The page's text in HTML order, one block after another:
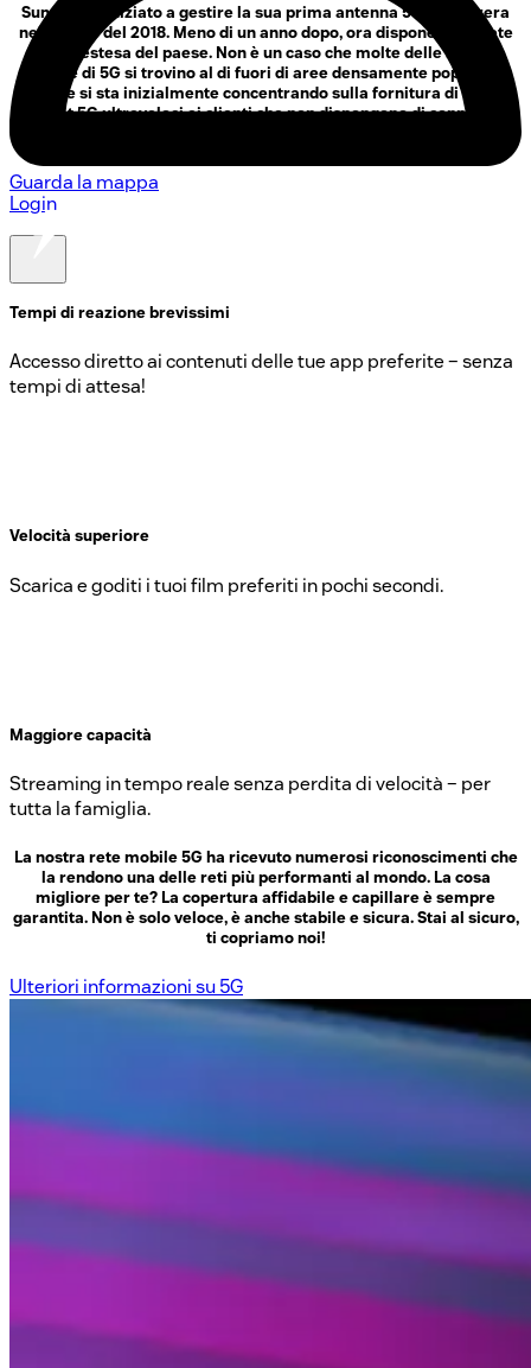
Login
Sunrise ha iniziato a gestire la sua prima antenna 5G in Svizzera
nell'estate del 2018. Meno di un anno dopo, ora dispone della rete
5G più estesa del paese. Non è un caso che molte delle località
dotate di 5G si trovino al di fuori di aree densamente popolate.
Sunrise si sta inizialmente concentrando sulla fornitura di servizi
internet 5G ultraveloci ai clienti che non dispongono di connessioni
Guarda la mappa
Tempi di reazione brevissimi
Accesso diretto ai contenuti delle tue app preferite – senza
tempi di attesa!
Velocità superiore
Scarica e goditi i tuoi film preferiti in pochi secondi.
Maggiore capacità
Streaming in tempo reale senza perdita di velocità – per
tutta la famiglia.
La nostra rete mobile 5G ha ricevuto numerosi riconoscimenti che
la rendono una delle reti più performanti al mondo. La cosa
migliore per te? La copertura affidabile e capillare è sempre
garantita. Non è solo veloce, è anche stabile e sicura. Stai al sicuro,
ti copriamo noi!
Ulteriori informazioni su 5G